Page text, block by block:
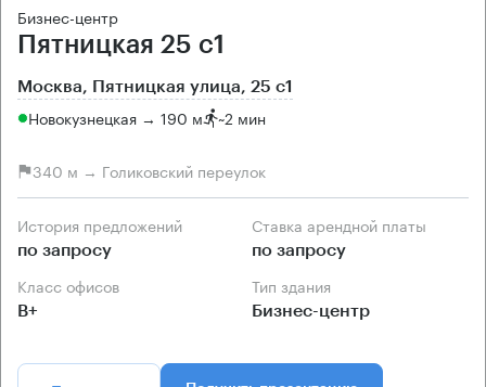
Бизнес-центр
Пятницкая 25 с1
Москва, Пятницкая улица, 25 с1
Новокузнецкая → 190 м ~2 мин
340 м → Голиковский переулок
История предложений
по запросу
Ставка арендной платы
по запросу
Класс офисов
B+
Тип здания
Бизнес-центр